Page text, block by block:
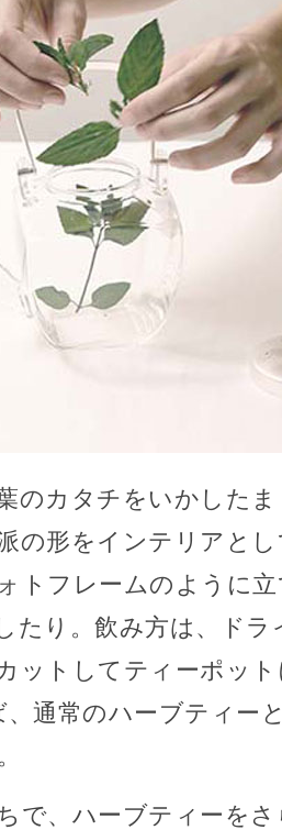
のカタチをいかした
の形をインテリアと
トフレームのように
たり。飲み方は、ド
ットしてティーポッ
通常のハーブティー
で、ハーブティーを